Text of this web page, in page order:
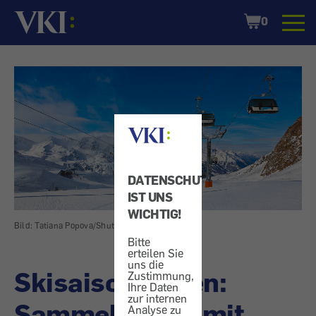
DATENSCHUTZ
IST UNS
WICHTIG!
Bitte
erteilen Sie
uns die
Zustimmung,
Ihre Daten
zur internen
Analyse zu
Startseite
Shopping
Cart
0
Bild: Tatiana Popova/Shutterstock.com
Skisaisonkarten: